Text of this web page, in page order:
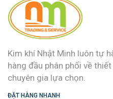
Kim khí Nhật Minh luôn tự
hàng đầu phân phối về
chuyên gia lựa chọn.
ĐẶT HÀNG NHANH